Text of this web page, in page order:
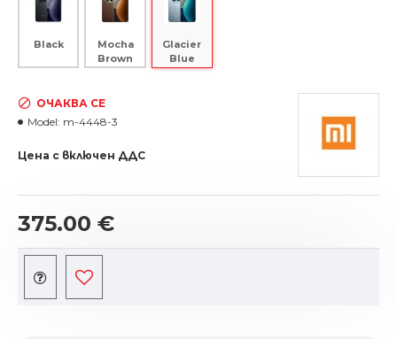
Black
Mocha
Brown
Glacier
Blue
375.00 €
ОЧАКВА СЕ
Model: m-4448-3
Цена с включен ДДС